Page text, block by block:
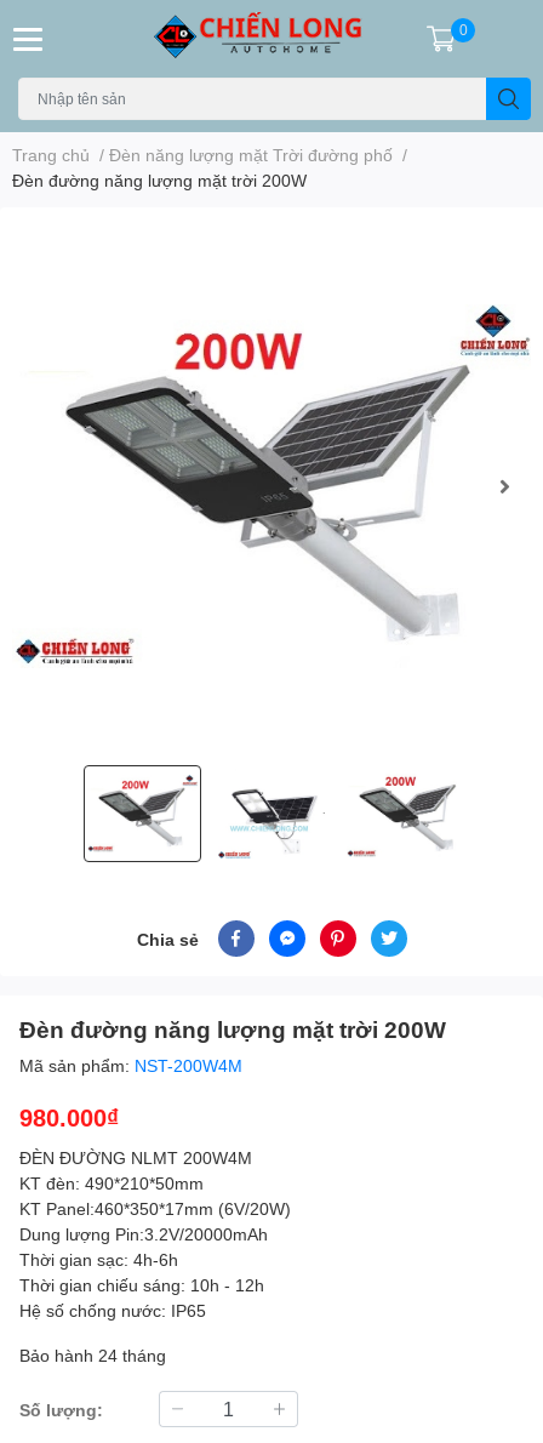
0
Trang chủ / Đèn năng lượng mặt Trời đường phố /
Đèn đường năng lượng mặt trời 200W
Chia sẻ
Đèn đường năng lượng mặt trời 200W
Mã sản phẩm: NST-200W4M
980.000₫
ĐÈN ĐƯỜNG NLMT 200W4M
KT đèn: 490*210*50mm
KT Panel:460*350*17mm (6V/20W)
Dung lượng Pin:3.2V/20000mAh
Thời gian sạc: 4h-6h
Thời gian chiếu sáng: 10h - 12h
Hệ số chống nước: IP65
Bảo hành 24 tháng
Số lượng: